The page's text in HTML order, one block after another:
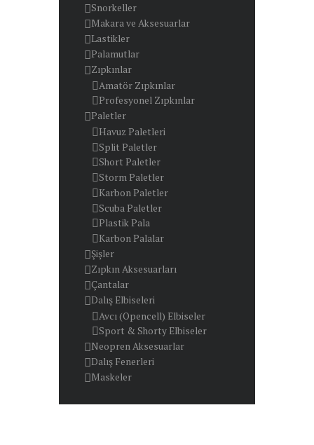
Snorkeller
Makara ve Aksesuarlar
Lastikler
Palamutlar
Zıpkınlar
Amatör Zıpkınlar
Profesyonel Zıpkınlar
Paletler
Havuz Paletleri
Split Paletler
Short Paletler
Storm Paletler
Karbon Paletler
Scuba Paletler
Plastik Pala
Karbon Palalar
Şişler
Zıpkın Aksesuarları
Çantalar
Dalış Elbiseleri
Avcı (Opencell) Elbiseler
Sport & Shorty Elbiseler
Neopren Aksesuarlar
Dalış Fenerleri
Maskeler